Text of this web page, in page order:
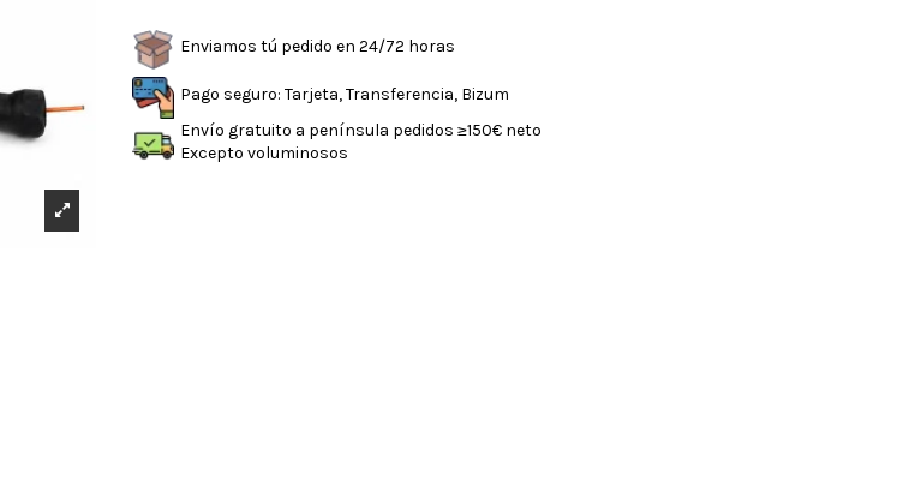
Enviamos tú pedido en 24/72 horas
Pago seguro: Tarjeta, Transferencia, Bizum
Envío gratuito a península pedidos ≥150€ neto
Excepto voluminosos